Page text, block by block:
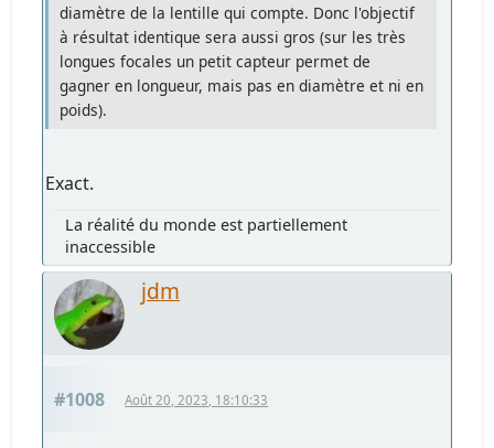
diamètre de la lentille qui compte. Donc l'objectif
à résultat identique sera aussi gros (sur les très
longues focales un petit capteur permet de
gagner en longueur, mais pas en diamètre et ni en
poids).
Exact.
La réalité du monde est partiellement
inaccessible
jdm
#1008 Août 20, 2023, 18:10:33